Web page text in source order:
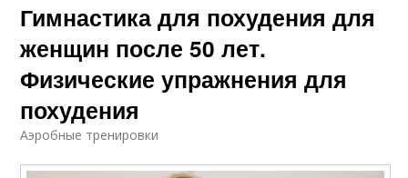
Гимнастика для похудения для
женщин после 50 лет.
Физические упражнения для
похудения
Аэробные тренировки